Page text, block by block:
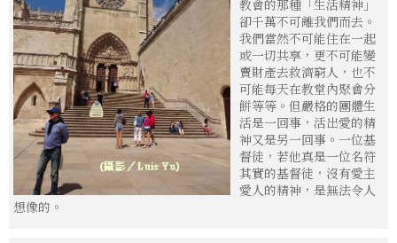
教會的那種「生活精神」
卻千萬不可離我們而去。
我們當然不可能住在一起
或一切共享，更不可能變
賣財產去救濟窮人，也不
可能每天在教堂內聚會分
餅等等。但嚴格的團體生
活是一回事，活出愛的精
神又是另一回事。一位基
督徒，若他真是一位名符
其實的基督徒，沒有愛主
愛人的精神，是無法令人
想像的。